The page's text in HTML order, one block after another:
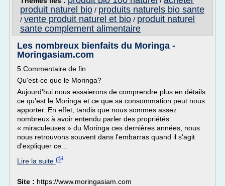
produit naturel bio / produits naturels bio sante
/ vente produit naturel et bio / produit naturel
sante complement alimentaire
Les nombreux bienfaits du Moringa -
Moringasiam.com
5 Commentaire de fin
Qu'est-ce que le Moringa?
Aujourd'hui nous essaierons de comprendre plus en détails
ce qu'est le Moringa et ce que sa consommation peut nous
apporter. En effet, tandis que nous sommes assez
nombreux à avoir entendu parler des propriétés
« miraculeuses » du Moringa ces dernières années, nous
nous retrouvons souvent dans l'embarras quand il s'agit
d'expliquer ce...
Lire la suite
Site : https://www.moringasiam.com